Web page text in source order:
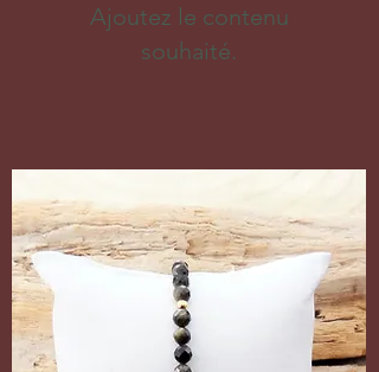
Ajoutez le contenu
souhaité.